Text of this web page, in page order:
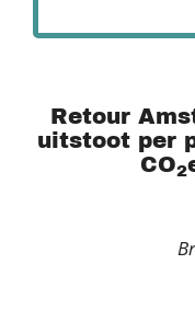
Retour
uitstoot per
CO2